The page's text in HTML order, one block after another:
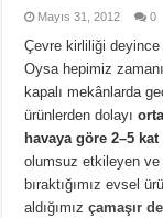
Mayıs 31, 2012 0
Çevre kirliliği
Oysa hepimiz
kapalı mekânlarda
ürünlerden dolayı
havaya göre 2–5
olumsuz etkileyen
bıraktığımız evsel
aldığımızçamaşır